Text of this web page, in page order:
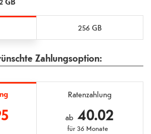
256 GB
Zahlungsoption:
Ratenzahlung
ab 40.02
für36 Monate